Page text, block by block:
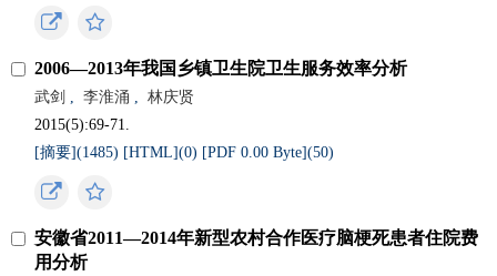
2006—2013年我国乡镇卫生院卫生服务效率分析
武剑 , 李淮涌 ,
林庆贤
2015(5):69-71.
[摘要](1485) [HTML](0) [PDF 0.00 Byte](50)
安徽省2011—2014年新型农村合作医疗脑梗死患者住院费
用分析